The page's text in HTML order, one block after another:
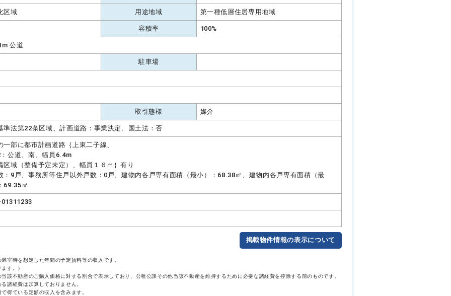
区域 用途地域 第一種低層住居専用地域
容積率 100%
公道
駐車場
取引態様 媒介
準法第22条区域、計画道路：事業決定、国土法：否
一部に都市計画道路｛上東二子線、
公道、南、幅員6.4m
区域（整備予定未定）、幅員１６ｍ｝有り
：9戸、事務所等住戸以外戸数：0戸、建物内各戸専有面積（最小）：68.38㎡、建物内各戸専有面積（最
69.35㎡
掲載物件情報の表示について
室時を想定した年間の予定賃料等の収入です。
す。）
該不動産のご購入価格に対する割合で表示しており、公租公課その他当該不動産を維持するために必要な諸経費を控除する前のものです。
諸経費は加算しておりません。
得ている定額の収入を含みます。